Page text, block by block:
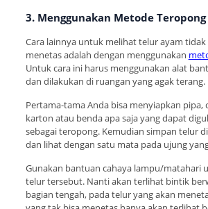
3. Menggunakan Metode Teropong
Cara lainnya untuk melihat telur ayam
menetas adalah dengan menggunakan
Untuk cara ini harus menggunakan alat
dan dilakukan di ruangan yang agak terang.
Pertama-tama Anda bisa menyiapkan pipa,
karton atau benda apa saja yang dapat
sebagai teropong. Kemudian simpan telur
dan lihat dengan satu mata pada ujung
Gunakan bantuan cahaya lampu/matahari
telur tersebut. Nanti akan terlihat bintik
bagian tengah, pada telur yang akan